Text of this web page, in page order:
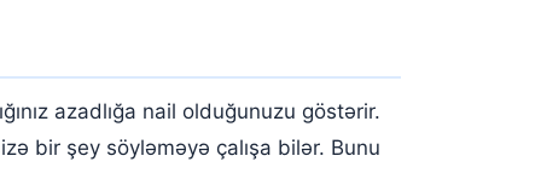
azadlığa nail olduğunuzu göstərir.
bir şey söyləməyə çalışa bilər. Bunu